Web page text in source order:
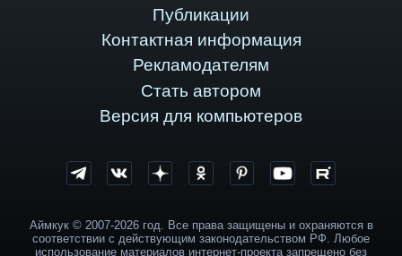
Публикации
Контактная информация
Рекламодателям
Стать автором
Версия для компьютеров
Аймкук © 2007-2026 год. Все права защищены и охраняются в
соответствии с действующим законодательством РФ. Любое
использование материалов интернет-проекта запрещено без